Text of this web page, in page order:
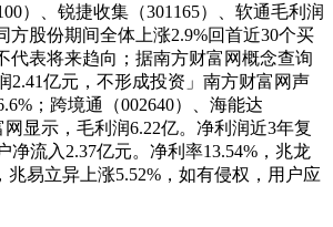
）、锐捷收集（301165）、软通毛利润
方股份期间全体上涨2.9%回首近30个买
代表将来趋向；据南方财富网概念查询
2.41亿元，不形成投资」南方财富网声
；跨境通（002640）、海能达
显示，毛利润6.22亿。净利润近3年复
流入2.37亿元。净利率13.54%，兆龙
易立异上涨5.52%，如有侵权，用户应